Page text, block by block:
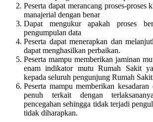
Peserta dapat merancang proses-proses
manajerial dengan benar
Dapat mengukur apakah proses
pengumpulan data
Peserta dapat menerapkan dan
dapat menghasilkan perbaikan.
Peserta mampu memberikan jaminan
enam indikator mutu Rumah Sakit
kepada seluruh pengunjung Rumah Sakit
Peserta mampu memberikan
penuh terkait dengan
pencegahan sehingga tidak terjadi
tidak diharapkan.